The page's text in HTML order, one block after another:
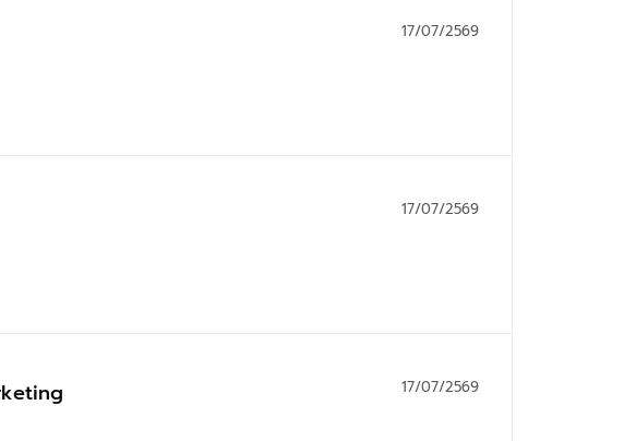
17/07/2569
17/07/2569
17/07/2569